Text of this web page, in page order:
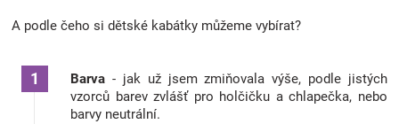
A podle čeho si dětské kabátky můžeme vybírat?
Barva - jak už jsem zmiňovala výše, podle jistých
vzorců barev zvlášť pro holčičku a chlapečka, nebo
barvy neutrální.